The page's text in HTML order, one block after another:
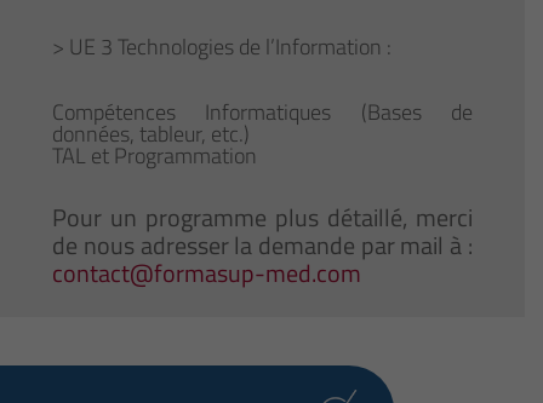
> UE 3 Technologies de l’Information :
Compétences Informatiques (Bases de
données, tableur, etc.)
TAL et Programmation
Pour un programme plus détaillé, merci
de nous adresser la demande par mail à :
contact@formasup-med.com